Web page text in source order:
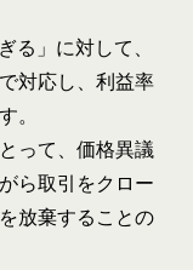
る」に対して、
対応し、利益率
。
って、価格異議
ら取引をクロー
放棄することの